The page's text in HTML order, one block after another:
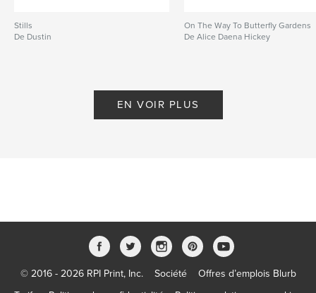
Stills
De Dustin
On The Way To Butterfly Gardens
De Alice Daena Hickey
EN VOIR PLUS
© 2016 - 2026 RPI Print, Inc. Société
Offres d’emplois Blurb